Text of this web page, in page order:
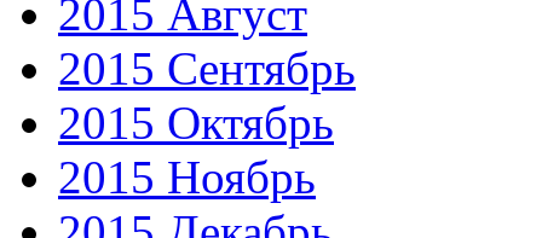
2015 Август
2015 Сентябрь
2015 Октябрь
2015 Ноябрь